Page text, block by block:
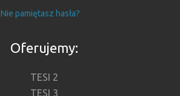
Nie pamiętasz hasła?
Oferujemy:
TESI 2
TESI 3